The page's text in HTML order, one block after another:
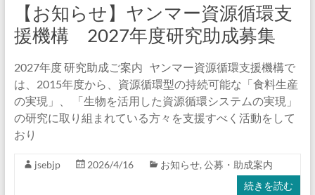
【お知らせ】ヤンマー資源循環支
援機構 2027年度研究助成募集
2027年度 研究助成ご案内 ヤンマー資源循環支援機構で
は、2015年度から、資源循環型の持続可能な「食料生産
の実現」、 「生物を活用した資源循環システムの実現」
の研究に取り組まれている方々を支援すべく活動をして
おり
jsebjp 2026/4/16 お知らせ, 公募・助成案内
続きを読む